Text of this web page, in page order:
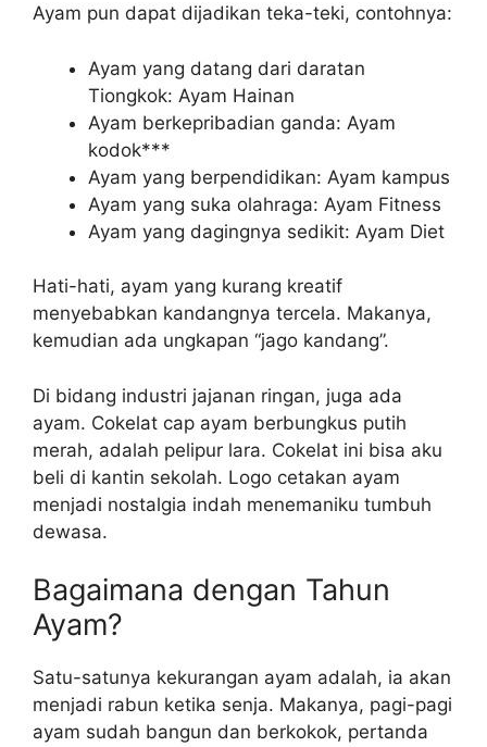
Ayam pun dapat dijadikan teka-teki, contohnya:
Ayam yang datang dari daratan
Tiongkok: Ayam Hainan
Ayam berkepribadian ganda: Ayam
kodok***
Ayam yang berpendidikan: Ayam kampus
Ayam yang suka olahraga: Ayam Fitness
Ayam yang dagingnya sedikit: Ayam Diet
Hati-hati, ayam yang kurang kreatif
menyebabkan kandangnya tercela. Makanya,
kemudian ada ungkapan “jago kandang”.
Di bidang industri jajanan ringan, juga ada
ayam. Cokelat cap ayam berbungkus putih
merah, adalah pelipur lara. Cokelat ini bisa aku
beli di kantin sekolah. Logo cetakan ayam
menjadi nostalgia indah menemaniku tumbuh
dewasa.
Bagaimana dengan Tahun
Ayam?
Satu-satunya kekurangan ayam adalah, ia akan
menjadi rabun ketika senja. Makanya, pagi-pagi
ayam sudah bangun dan berkokok, pertanda